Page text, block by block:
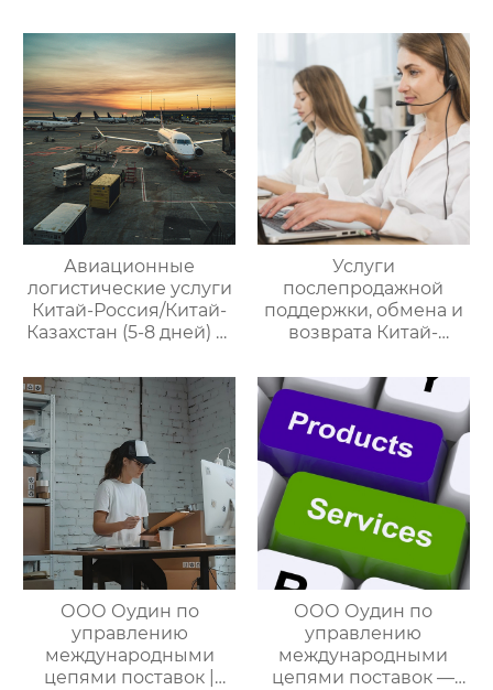
управлению
международными
цепями поставок
услуги для полного
посреднических
закупок Китай-Россия
Авиационные
логистические услуги
Китай-Россия/Китай-
Казахстан (5-8 дней) —
управлению
международными
цепями поставок
Услуги
послепродажной
поддержки, обмена и
возврата Китай-
по управлению
международными
цепями поставок
ООО Оудин по
управлению
международными
цепями поставок |
ООО Оудин по
управлению
международными
цепями поставок —